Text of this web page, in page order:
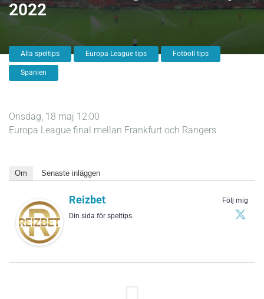
2022
Alla speltips Europa League tips Fotboll tips
Spanien
Onsdag, 18 maj 12:00
Europa League final mellan Frankfurt och Rangers
Om Senaste inläggen
Följ mig
Reizbet
Din sida för speltips.